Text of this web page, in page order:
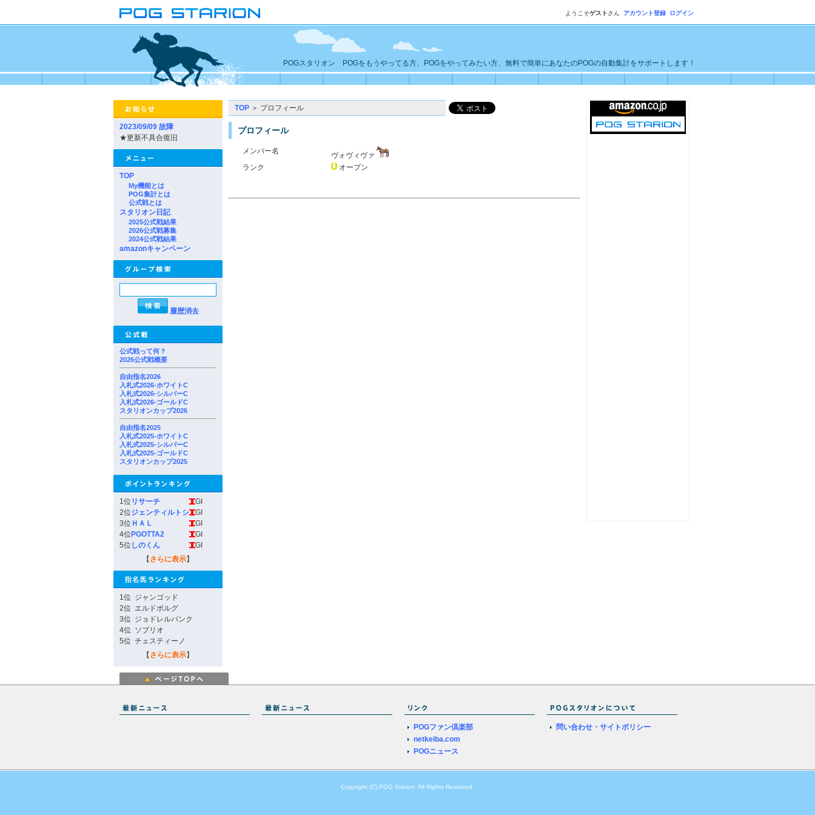
ようこそゲスト さん アカウント登録 ログイン
POGスタリオン POGをもうやってる方、POGをやってみたい方、無料で簡単にあなたのPOGの自動集計をサポートします！
2023/09/09 故障
★更新不具合復旧
TOP
My機能とは
POG集計とは
公式戦とは
スタリオン日記
2025公式戦結果
2026公式戦募集
2024公式戦結果
amazonキャンペーン
履歴消去
公式戦って何？
2026公式戦概要
自由指名2026
入札式2026-ホワイトC
入札式2026-シルバーC
入札式2026-ゴールドC
スタリオンカップ2026
自由指名2025
入札式2025-ホワイトC
入札式2025-シルバーC
入札式2025-ゴールドC
スタリオンカップ2025
1位 リサーチ
GI
2位ジェンティルトシ
GI
3位 ＨＡＬ
GI
4位 PGOTTA2
GI
5位 しのくん
GI
【 さらに表示】
1位 ジャンゴッド
2位 エルドボルグ
3位 ジョドレルバンク
4位 ソブリオ
5位 チェスティーノ
【 さらに表示】
TOP ＞ プロフィール
プロフィール
メンバー名
ヴォヴィヴァ
ランク
オープン
POGファン倶楽部
netkeiba.com
POGニュース
問い合わせ・サイトポリシー
Copyright (C) POG Starion. All Rights Reserved.